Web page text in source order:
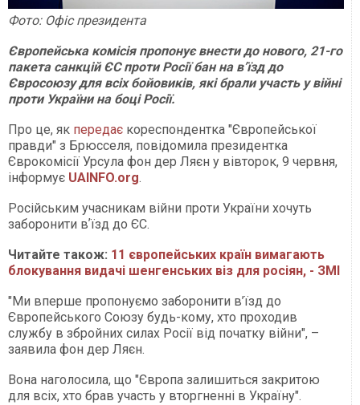
Фото: Офіс президента
Європейська комісія пропонує внести до нового, 21-го
пакета санкцій ЄС проти Росії бан на вʼїзд до
Євросоюзу для всіх бойовиків, які брали участь у війні
проти України на боці Росії.
Про це, як передає кореспондентка "Європейської
правди" з Брюсселя, повідомила президентка
Єврокомісії Урсула фон дер Ляєн у вівторок, 9 червня,
інформує UAINFO.org.
Російським учасникам війни проти України хочуть
заборонити вʼїзд до ЄС.
Читайте також: 11 європейських країн вимагають
блокування видачі шенгенських віз для росіян, - ЗМІ
"Ми вперше пропонуємо заборонити в’їзд до
Європейського Союзу будь-кому, хто проходив
службу в збройних силах Росії від початку війни", –
заявила фон дер Ляєн.
Вона наголосила, що "Європа залишиться закритою
для всіх, хто брав участь у вторгненні в Україну".